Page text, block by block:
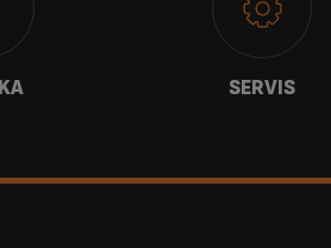
SERVIS